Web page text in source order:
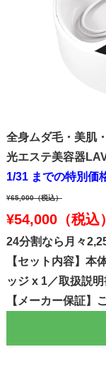
全身ムダ毛・美肌
光エステ美容器
1/31 までの特別価
¥65,000（税込）
¥54,000 （税込）
24分割なら月々
【セット内容】本
ッジ x 1／取扱説
【メーカー保証】